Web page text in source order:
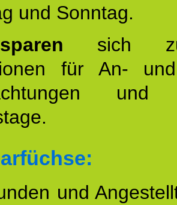
und Sonntag.
sich
für An-
und
und